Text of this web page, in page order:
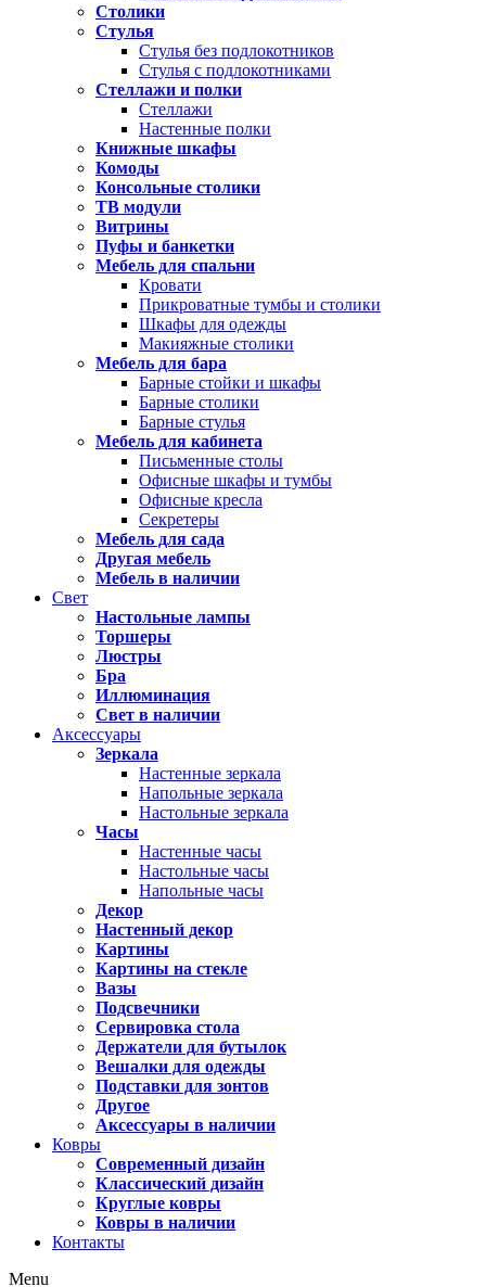
Столики
Стулья
Стулья без подлокотников
Стулья с подлокотниками
Стеллажи и полки
Стеллажи
Настенные полки
Книжные шкафы
Комоды
Консольные столики
ТВ модули
Витрины
Пуфы и банкетки
Мебель для спальни
Кровати
Прикроватные тумбы и столики
Шкафы для одежды
Макияжные столики
Мебель для бара
Барные стойки и шкафы
Барные столики
Барные стулья
Мебель для кабинета
Письменные столы
Офисные шкафы и тумбы
Офисные кресла
Секретеры
Мебель для сада
Другая мебель
Мебель в наличии
Свет
Настольные лампы
Торшеры
Люстры
Бра
Иллюминация
Свет в наличии
Аксессуары
Зеркала
Настенные зеркала
Напольные зеркала
Настольные зеркала
Часы
Настенные часы
Настольные часы
Напольные часы
Декор
Настенный декор
Картины
Картины на стекле
Вазы
Подсвечники
Сервировка стола
Держатели для бутылок
Вешалки для одежды
Подставки для зонтов
Другое
Аксессуары в наличии
Ковры
Современный дизайн
Классический дизайн
Круглые ковры
Ковры в наличии
Контакты
Menu